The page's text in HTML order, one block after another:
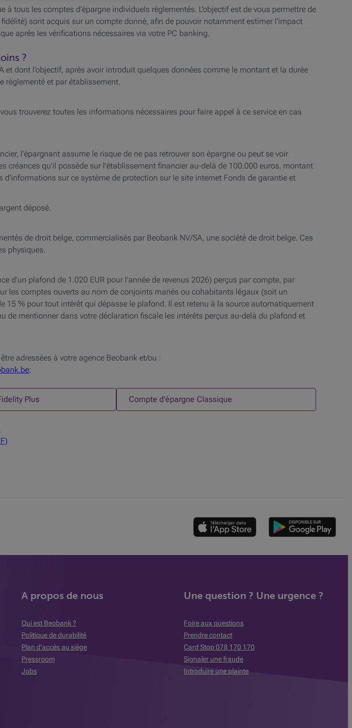
tous les comptes d’épargne individuels réglementés. L’objectif est de vous permettre de
sont acquis sur un compte donné, afin de pouvoir notamment estimer l’impact
après les vérifications nécessaires via votre PC banking.
?
et dont l’objectif, après avoir introduit quelques données comme le montant et la durée
réglementé et par établissement.
trouverez toutes les informations nécessaires pour faire appel à ce service en cas
l’épargnant assume le risque de ne pas retrouver son épargne ou peut se voir
qu’il possède sur l’établissement financier au-delà de 100.000 euros, montant
sur ce système de protection sur le site internet Fonds de garantie et
déposé.
de droit belge, commercialisés par Beobank NV/SA, une société de droit belge. Ces
physiques.
d'un plafond de 1.020 EUR pour l’année de revenus 2026) perçus par compte, par
les comptes ouverts au nom de conjoints mariés ou cohabitants légaux (soit un
15 % pour tout intérêt qui dépasse le plafond. Il est retenu à la source automatiquement
de mentionner dans votre déclaration fiscale les intérêts perçus au-delà du plafond et
adressées à votre agence Beobank et/ou :
;
Plus 3 sur 3
Compte d'épargne Classique
A propos de nous
Qui est Beobank ?
Politique de durabilité
Plan d'accès au siège
Pressroom
Jobs
Une question ? Une urgence ?
Foire aux questions
Prendre contact
Card Stop 078 170 170
Signaler une fraude
Introduire une plainte